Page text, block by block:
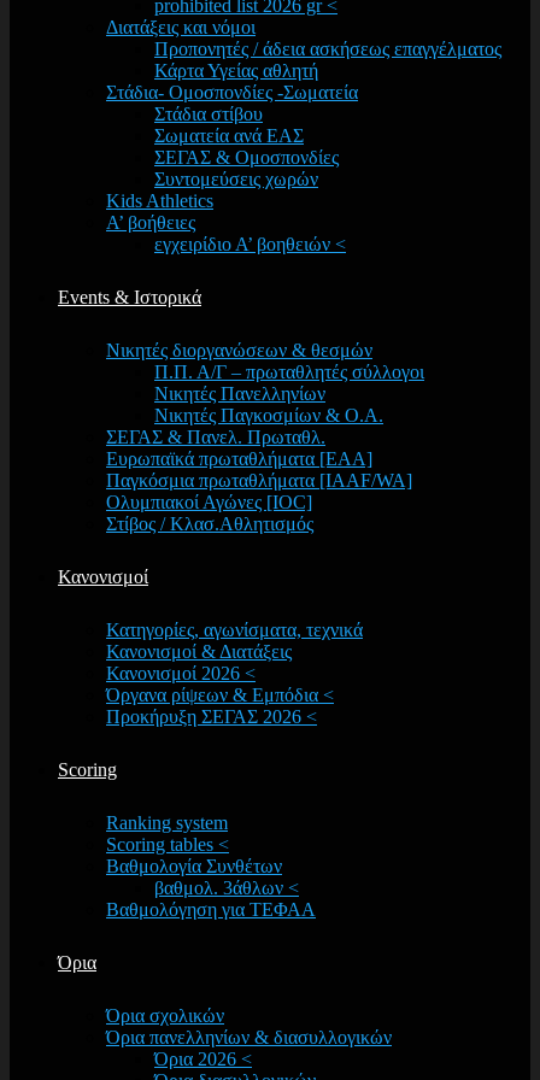
prohibited list 2026 gr <
Διατάξεις και νόμοι
Προπονητές / άδεια ασκήσεως επαγγέλματος
Κάρτα Υγείας αθλητή
Στάδια- Ομοσπονδίες -Σωματεία
Στάδια στίβου
Σωματεία ανά ΕΑΣ
ΣΕΓΑΣ & Ομοσπονδίες
Συντομεύσεις χωρών
Kids Athletics
Α’ βοήθειες
εγχειρίδιο Α’ βοηθειών <
Events & Ιστορικά
Νικητές διοργανώσεων & θεσμών
Π.Π. Α/Γ – πρωταθλητές σύλλογοι
Νικητές Πανελληνίων
Νικητές Παγκοσμίων & Ο.Α.
ΣΕΓΑΣ & Πανελ. Πρωταθλ.
Ευρωπαϊκά πρωταθλήματα [EAA]
Παγκόσμια πρωταθλήματα [IAAF/WA]
Ολυμπιακοί Αγώνες [IOC]
Στίβος / Κλασ.Αθλητισμός
Κανονισμοί
Κατηγορίες, αγωνίσματα, τεχνικά
Κανονισμοί & Διατάξεις
Κανονισμοί 2026 <
Όργανα ρίψεων & Εμπόδια <
Προκήρυξη ΣΕΓΑΣ 2026 <
Scoring
Ranking system
Scoring tables <
Βαθμολογία Συνθέτων
βαθμολ. 3άθλων <
Βαθμολόγηση για ΤΕΦΑΑ
Όρια
Όρια σχολικών
Όρια πανελληνίων & διασυλλογικών
Όρια 2026 <